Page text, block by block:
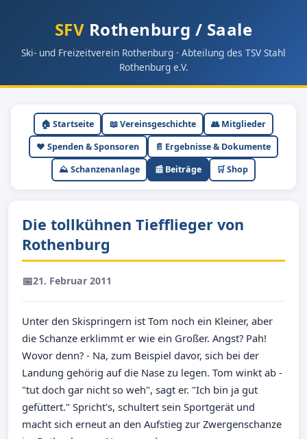
SFV Rothenburg / Saale
Ski- und Freizeitverein Rothenburg · Abteilung des TSV Stahl
Rothenburg e.V.
🏠 Startseite 📖 Vereinsgeschichte
👥 Mitglieder
❤️ Spenden & Sponsoren
📄 Ergebnisse & Dokumente
⛰ Schanzenanlage
📰 Beiträge 🛒 Shop
Die tollkühnen Tiefflieger von
Rothenburg
📅21. Februar 2011
Unter den Skispringern ist Tom noch ein Kleiner, aber
die Schanze erklimmt er wie ein Großer. Angst? Pah!
Wovor denn? - Na, zum Beispiel davor, sich bei der
Landung gehörig auf die Nase zu legen. Tom winkt ab -
"tut doch gar nicht so weh", sagt er. "Ich bin ja gut
gefüttert." Spricht's, schultert sein Sportgerät und
macht sich erneut an den Aufstieg zur Zwergenschanze